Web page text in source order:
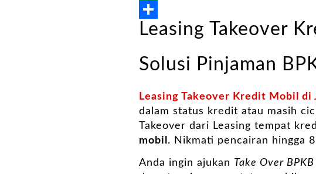
WhatsApp
Share
Leasing Takeover
Solusi Pinjaman
Leasing Takeover Kredit Mobil di
dalam status kredit atau masih
Takeover dari Leasing tempat
mobil . Nikmati pencairan hingga
Anda ingin ajukan Take Over